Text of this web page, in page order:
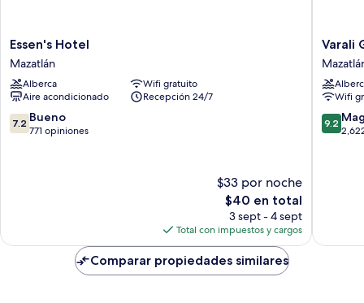
Essen's
Hotel
Mazatlán
Essen's Hotel
Mazatlán
Alberca
Wifi gratuito
Aire acondicionado
Recepción 24/7
7.2
de
7.2 Bueno
771 opiniones
$33 por noche
El
precio
actual
es
de
$40
$40 en total
3 sept - 4 sept
Total con impuestos y cargos
Varali
Grand
Hotel
Varali
Wifi
9.2
de
9.2
Comparar propiedades similares